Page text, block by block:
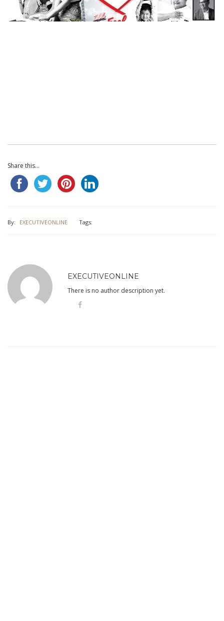
Share this...
By: EXECUTIVEONLINE Tags:
EXECUTIVEONLINE
There is no author description yet.